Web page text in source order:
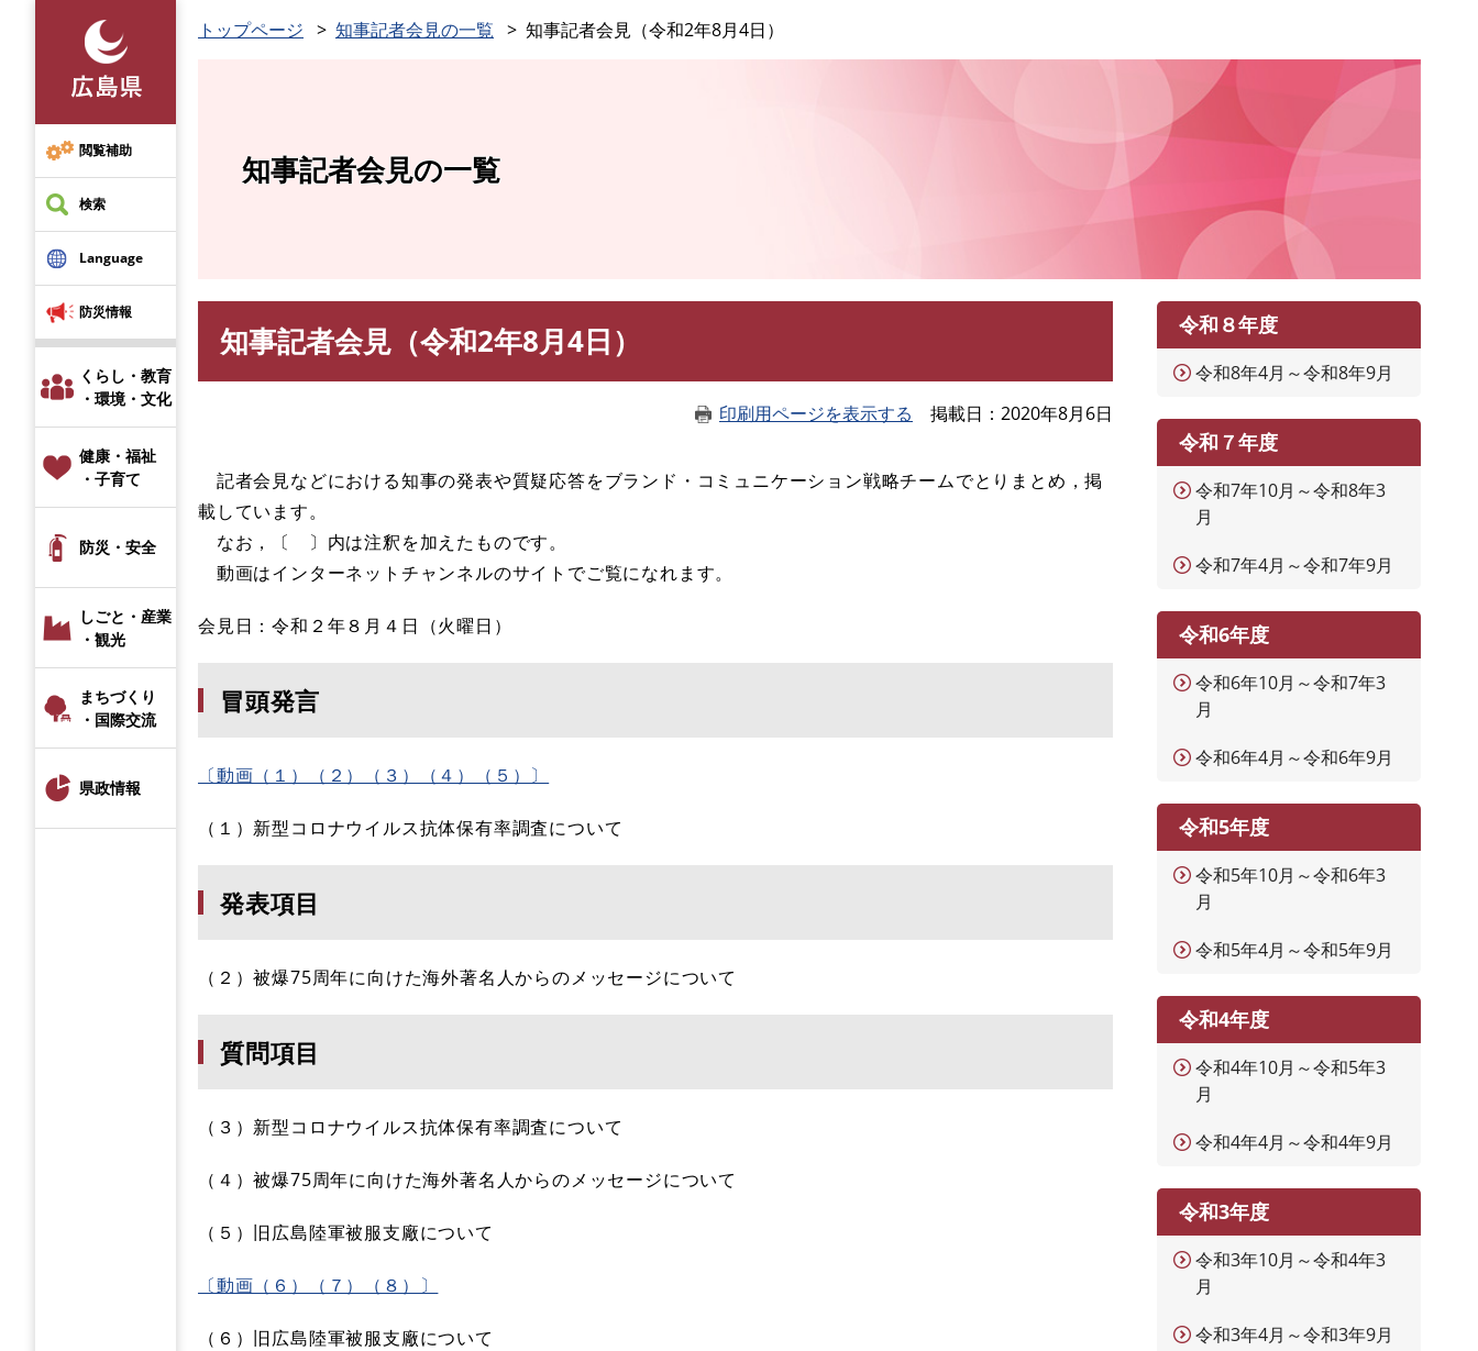
先
頭
で
す
閲覧補助
検索
Language
防災情報
くらし・教育
・環境・文化
健康・福祉
・子育て
防災・安全
しごと・産業
・観光
まちづくり
・国際交流
県政情報
トップページ 知事記者会見の一覧 知事記者会見（令和2年8月4日）
知事記者会見の一覧
知事記者会見（令和2年8月4日）
印刷用ページを表示する 掲載日 2020年8月6日
記者会見などにおける知事の発表や質疑応答をブランド・コミュニケーション戦略チームでとりまとめ，掲
載しています。
なお，〔 〕内は注釈を加えたものです。
動画はインターネットチャンネルのサイトでご覧になれます。
会見日：令和２年８月４日（火曜日）
冒頭発言
〔動画（１）（２）（３）（４）（５）〕
（１）新型コロナウイルス抗体保有率調査について
発表項目
（２）被爆75周年に向けた海外著名人からのメッセージについて
質問項目
（３）新型コロナウイルス抗体保有率調査について
（４）被爆75周年に向けた海外著名人からのメッセージについて
（５）旧広島陸軍被服支廠について
〔動画（６）（７）（８）〕
（６）旧広島陸軍被服支廠について
令和８年度
令和8年4月～令和8年9月
令和７年度
令和7年10月～令和8年3
月
令和7年4月～令和7年9月
令和6年度
令和6年10月～令和7年3
月
令和6年4月～令和6年9月
令和5年度
令和5年10月～令和6年3
月
令和5年4月～令和5年9月
令和4年度
令和4年10月～令和5年3
月
令和4年4月～令和4年9月
令和3年度
令和3年10月～令和4年3
月
令和3年4月～令和3年9月